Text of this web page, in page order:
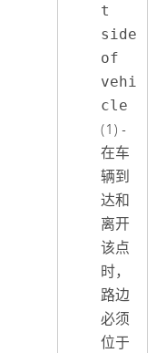
t
side
of
vehi
cle
(1) -
在车
辆到
达和
离开
该点
时，
路边
必须
位于